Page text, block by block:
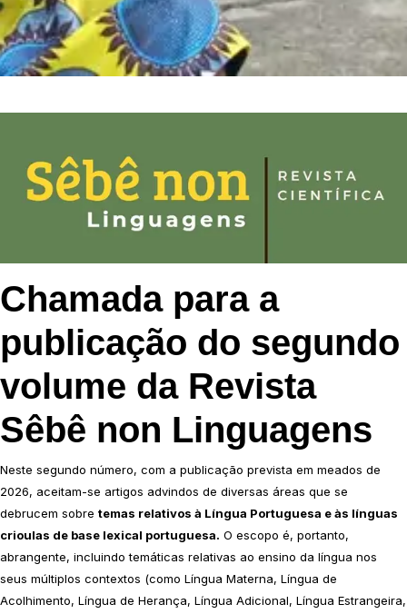
Chamada para a
publicação do segundo
volume da Revista
Sêbê non Linguagens
Neste segundo número, com a publicação prevista em meados de
2026, aceitam-se artigos advindos de diversas áreas que se
debrucem sobre temas relativos à Língua Portuguesa e às línguas
crioulas de base lexical portuguesa. O escopo é, portanto,
abrangente, incluindo temáticas relativas ao ensino da língua nos
seus múltiplos contextos (como Língua Materna, Língua de
Acolhimento, Língua de Herança, Língua Adicional, Língua Estrangeira,